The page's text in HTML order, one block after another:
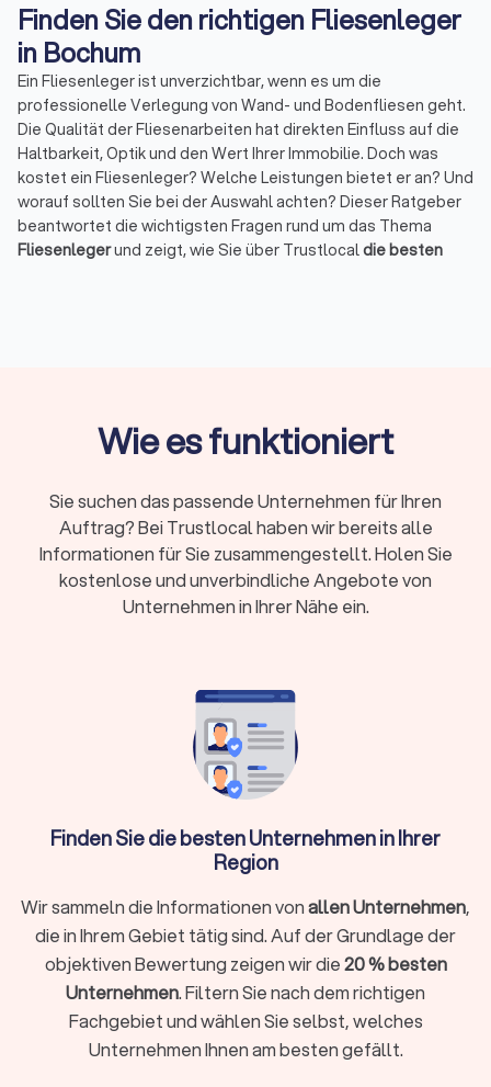
Finden Sie den richtigen Fliesenleger
in Bochum
Ein Fliesenleger ist unverzichtbar, wenn es um die
professionelle Verlegung von Wand- und Bodenfliesen geht.
Die Qualität der Fliesenarbeiten hat direkten Einfluss auf die
Haltbarkeit, Optik und den Wert Ihrer Immobilie. Doch was
kostet ein Fliesenleger? Welche Leistungen bietet er an? Und
worauf sollten Sie bei der Auswahl achten? Dieser Ratgeber
beantwortet die wichtigsten Fragen rund um das Thema
Fliesenlegerund zeigt, wie Sie über Trustlocaldie besten
Fliesen, Natursteinplatten und Mosaiken. Die Tätigkeiten
Vorbereitungdes Untergrunds (z. B. Estrich, Abdichtung,
Zuschnitt und Anordnungvon Fliesen
Anbringungmit Fliesenkleber oder Mörtel
FugenarbeitenundVersiegelung
Reparaturen undAusbesserungen
Montagevon Sockelleisten, Abschlussprofilen, etc.
Die Aufgaben eines Fliesenlegers reichen von einfachen
Was kostet ein Fliesenleger in Bochum?
Die meisten Fliesenleger kalkulieren ihre Leistungen pro
Quadratmeter. Das sorgt für transparente Preise und eine
Zusatzarbeiten – etwa das Grundieren oder Entfernen alter
Fliesen – können allerdings separat nach Stundenaufwand
Üblich sind:
Fliesenart und Muster.
bis zu€ 80,- oder mehr pro m² bei aufwändigen
Arbeiten.
Die Gesamtkosten für Fliesenlegerarbeiten setzen sich aus
verschiedenen Faktoren wie Fliesenart und Verlegemuster
zusammen. Zusatzleistungen wie Spachteln, Grundieren, alte
Wie es funktioniert
Sie suchen das passende Unternehmen für Ihren
Auftrag? Bei Trustlocal haben wir bereits alle
Informationen für Sie zusammengestellt. Holen Sie
kostenlose und unverbindliche Angebote von
Unternehmen in Ihrer Nähe ein.
Finden Sie die besten Unternehmen in Ihrer
Region
Wir sammeln die Informationen vonallen Unternehmen,
die in Ihrem Gebiet tätig sind. Auf der Grundlage der
objektiven Bewertung zeigen wir die20 % besten
Unternehmen. Filtern Sie nach dem richtigen
Fachgebiet und wählen Sie selbst, welches
Unternehmen Ihnen am besten gefällt.